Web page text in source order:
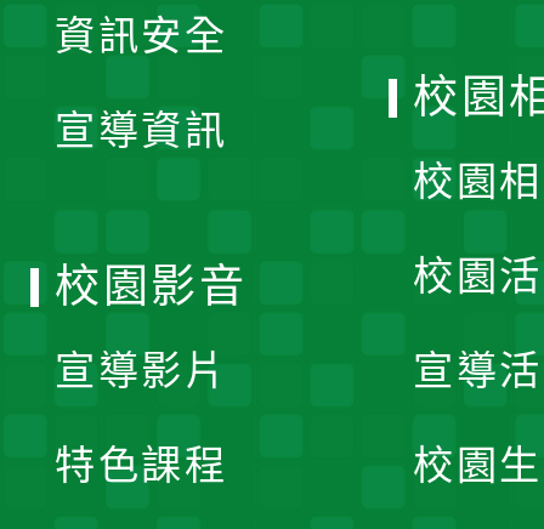
資訊安全
宣導資訊
校園
校園
校園
宣導
校園
校園影音
宣導影片
特色課程